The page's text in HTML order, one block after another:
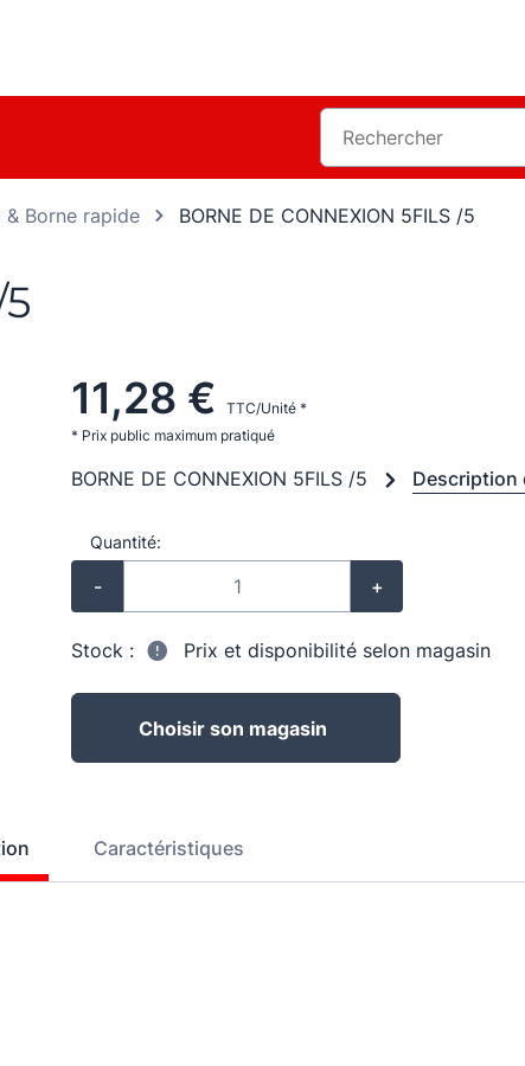
& Borne rapide BORNE DE CONNEXION 5FILS /5
11,28 €
TTC/Unité *
* Prix public maximum pratiqué
BORNE DE CONNEXION 5FILS /5 Description
Quantité:
- +
Stock : Prix et disponibilité selon magasin
Choisir son magasin
Caractéristiques